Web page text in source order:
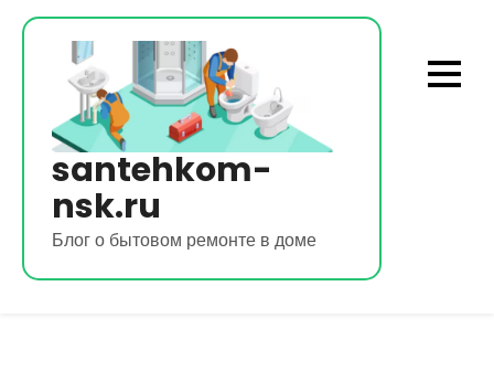
Перейти
содержимому
santehkom-
nsk.ru
Блог о бытовом ремонте в доме